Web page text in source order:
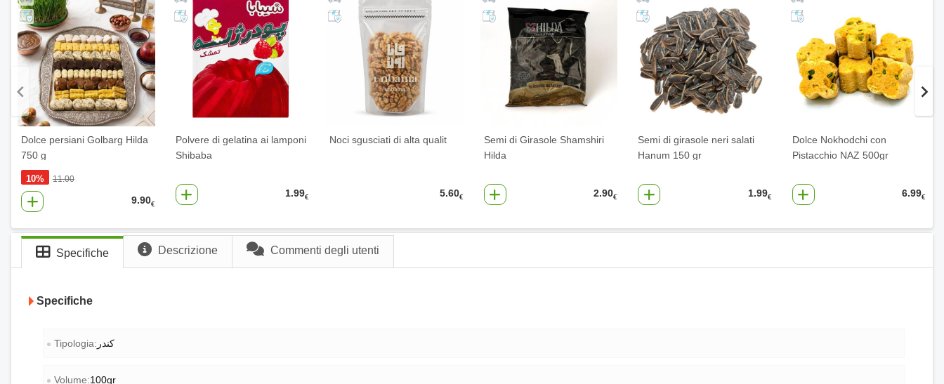
Dolce persiani Golbarg Hilda
750 g
10% 11.00
9.90€
Polvere di gelatina ai lamponi
Shibaba
1.99€
Noci sgusciati di alta qualit
5.60€
Semi di Girasole Shamshiri
Hilda
2.90€
Semi di girasole neri salati
Hanum 150 gr
1.99€
Dolce Nokhodchi con
Pistacchio NAZ 500gr
6.99€
Specifiche Descrizione Commenti degli utenti
Specifiche
Tipologia: کندر
Volume:100gr